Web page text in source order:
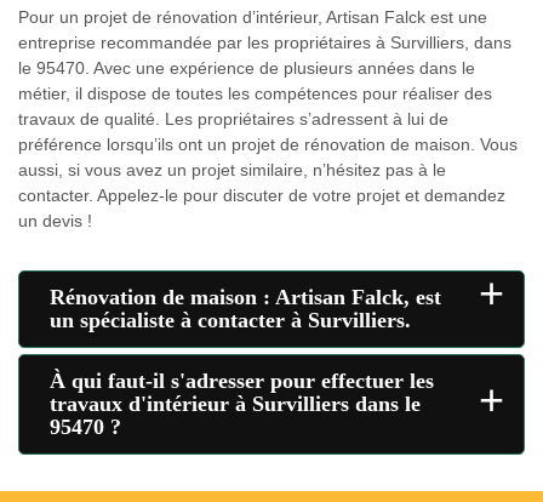
Pour un projet de rénovation d’intérieur, Artisan Falck est une
entreprise recommandée par les propriétaires à Survilliers, dans
le 95470. Avec une expérience de plusieurs années dans le
métier, il dispose de toutes les compétences pour réaliser des
travaux de qualité. Les propriétaires s’adressent à lui de
préférence lorsqu’ils ont un projet de rénovation de maison. Vous
aussi, si vous avez un projet similaire, n’hésitez pas à le
contacter. Appelez-le pour discuter de votre projet et demandez
un devis !
Rénovation de maison : Artisan Falck, est
un spécialiste à contacter à Survilliers.
+
À qui faut-il s'adresser pour effectuer les
travaux d'intérieur à Survilliers dans le
95470 ?
+